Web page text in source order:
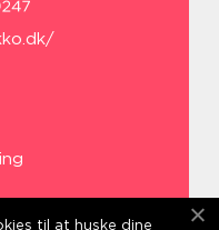
til at huske dine